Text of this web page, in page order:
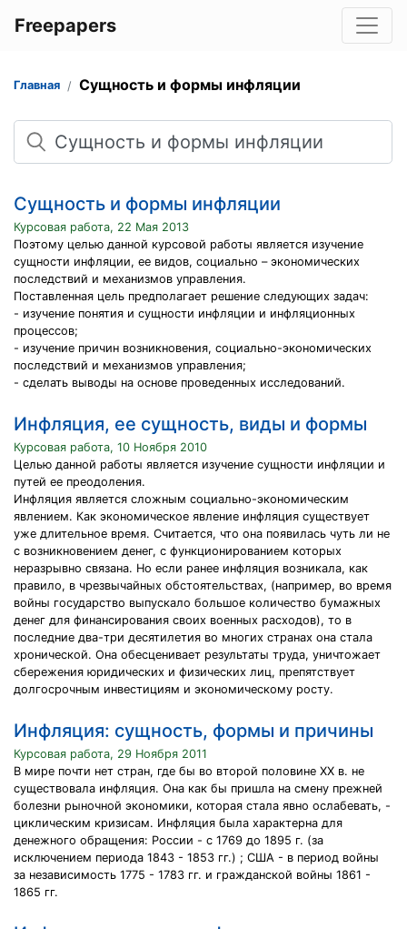
Freepapers
Главная Сущность и формы инфляции
Поиск
Сущность и формы инфляции
Курсовая работа, 22 Мая 2013
Поэтому целью данной курсовой работы является изучение
сущности инфляции, ее видов, социально – экономических
последствий и механизмов управления.
Поставленная цель предполагает решение следующих задач:
- изучение понятия и сущности инфляции и инфляционных
процессов;
- изучение причин возникновения, социально-экономических
последствий и механизмов управления;
- сделать выводы на основе проведенных исследований.
Инфляция, ее сущность, виды и формы
Курсовая работа, 10 Ноября 2010
Целью данной работы является изучение сущности инфляции и
путей ее преодоления.
Инфляция является сложным социально-экономическим
явлением. Как экономическое явление инфляция существует
уже длительное время. Считается, что она появилась чуть ли не
с возникновением денег, с функционированием которых
неразрывно связана. Но если ранее инфляция возникала, как
правило, в чрезвычайных обстоятельствах, (например, во время
войны государство выпускало большое количество бумажных
денег для финансирования своих военных расходов), то в
последние два-три десятилетия во многих странах она стала
хронической. Она обесценивает результаты труда, уничтожает
сбережения юридических и физических лиц, препятствует
долгосрочным инвестициям и экономическому росту.
Инфляция: сущность, формы и причины
Курсовая работа, 29 Ноября 2011
В мире почти нет стран, где бы во второй половине XX в. не
существовала инфляция. Она как бы пришла на смену прежней
болезни рыночной экономики, которая стала явно ослабевать, -
циклическим кризисам. Инфляция была характерна для
денежного обращения: России - с 1769 до 1895 г. (за
исключением периода 1843 - 1853 гг.) ; США - в период войны
за независимость 1775 - 1783 гг. и гражданской войны 1861 -
1865 гг.